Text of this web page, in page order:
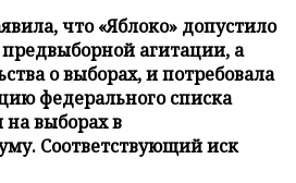
что «Яблоко» допустило
агитации, а
о выборах, и потребовала
федерального списка
выборах в
Соответствующий иск